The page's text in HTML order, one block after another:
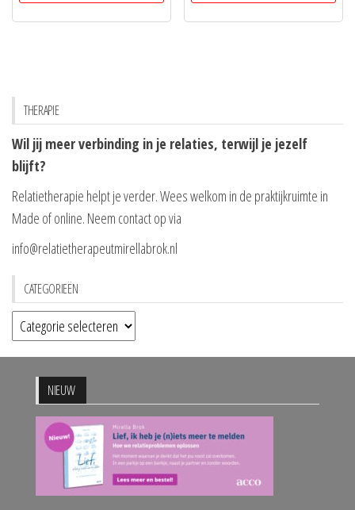
THERAPIE
Wil jij meer verbinding in je relaties, terwijl je jezelf
blijft?
Relatietherapie helpt je verder. Wees welkom in de praktijkruimte in
Made of online. Neem contact op via
info@relatietherapeutmirellabrok.nl
CATEGORIEËN
Categorieën
NIEUW